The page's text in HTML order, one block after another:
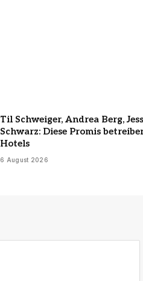
Til Schweiger, Andrea Berg,
Schwarz: Diese Promis
Hotels
6 August 2026